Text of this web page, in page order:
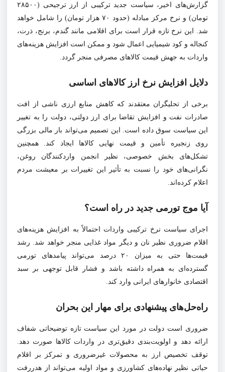
گزارش‌های اخیر، سیاست جدید ترکیبی از ارز ترجیحی (۲۸۵۰۰
تومان) و نرخ مرکز مبادله (حدود ۷۰ هزار تومان) را شامل خواهد
شد. این نرخ تازه قرار است برای اقلامی مانند گندم، برنج، ذرت،
کنجاله و کود شیمیایی اعمال شود و ممکن است افزایش هزینه‌های
واردات به جهش قیمت کالاهای مصرفی منجر گردد.
دلایل افزایش نرخ ارز کالاهای اساسی
برخی از تحلیگران معتقدند که کاهش منابع ارزی ناشی از افت
صادرات نفت و افزایش تقاضا برای ارز دولتی، دولت را به تغییر
این سیاست سوق داده است. این تصمیم می‌تواند بار مالی بزرگی
روی زنجیره تأمین و قیمت نهایی کالاها ایجاد کند. همچنین
تشکل‌های بخش خصوصی، نظیر انجمن واردکنندگان روغن،
نگرانی‌های خود را نسبت به تأثیر این تغییرات بر معیشت مردم
اعلام کرده‌اند.
آیا موج تورمی جدید در راه است؟
اجرای سیاست نرخ ترکیبی واردات احتمالاً به افزایش هزینه‌های
اقلام ضروری نظیر نان و دیگر مواد غذایی منجر خواهد شد. رشد
قیمت‌ها حتی به میزان ۲۰ درصد می‌تواند پیامدهای تورمی
گسترده‌ای به همراه داشته باشد و فشار قابل توجهی بر سبد
اقتصادی خانوارهای ایرانی وارد کند.
راه‌حل‌های پیشنهادی برای مهار این بحران
ضروری است دولت در مورد این سیاست تازه توضیحاتی شفاف
ارائه دهد و اولویت‌بندی دقیق‌تری در واردات کالاها صورت دهد.
توقف تخصیص ارز به محصولات غیرضروری و تمرکز بر اقلام
حیاتی نظیر نهاده‌های کشاورزی و مواد اولیه می‌تواند از هدررفت